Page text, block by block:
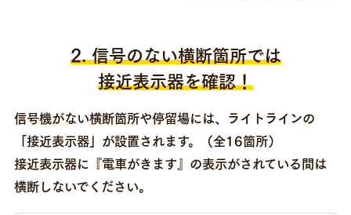
2. 信号のない横断箇所では
接近表示器を確認！
信号機がない横断箇所や停留場には、ライトラインの
「接近表示器」が設置されます。（全16箇所）
接近表示器に『電車がきます』の表示がされている間は
横断しないでください。